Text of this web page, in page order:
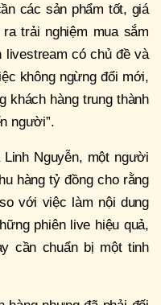
các sản phẩm tốt, giá
trải nghiệm mua sắm
có chủ đề và
không ngừng đổi mới,
khách hàng trung thành
người”.
Nguyễn, một người
hàng tỷ đồng cho rằng
với việc làm nội dung
phiên live hiệu quả,
cần chuẩn bị một tinh